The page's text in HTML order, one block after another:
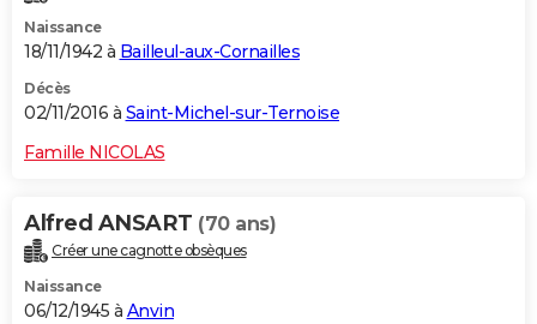
Naissance
18/11/1942 à Bailleul-aux-Cornailles
Décès
02/11/2016 à Saint-Michel-sur-Ternoise
Famille NICOLAS
Alfred ANSART (70 ans)
Créer une cagnotte obsèques
Naissance
06/12/1945 à Anvin